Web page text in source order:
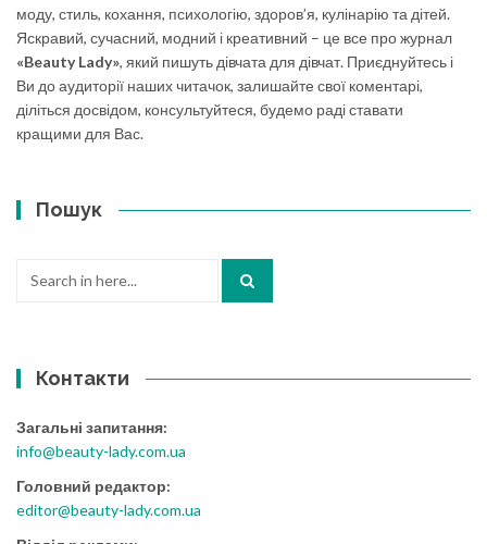
моду, стиль, кохання, психологію, здоров’я, кулінарію та дітей.
Яскравий, сучасний, модний і креативний – це все про журнал
«Beauty Lady», який пишуть дівчата для дівчат. Приєднуйтесь і
Ви до аудиторії наших читачок, залишайте свої коментарі,
діліться досвідом, консультуйтеся, будемо раді ставати
кращими для Вас.
Пошук
Контакти
Загальні запитання:
info@beauty-lady.com.ua
Головний редактор:
editor@beauty-lady.com.ua